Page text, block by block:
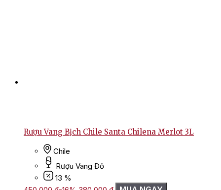
Rượu Vang Bịch Chile Santa Chilena Merlot 3L
Chile
Rượu Vang Đỏ
13 %
Giá
Giá